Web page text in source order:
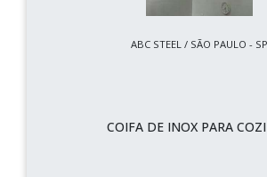
ABC STEEL / SÃO PAULO - SP
COIFA DE INOX PARA